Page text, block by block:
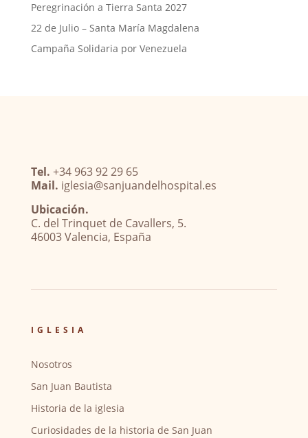
Peregrinación a Tierra Santa 2027
22 de Julio – Santa María Magdalena
Campaña Solidaria por Venezuela
Tel. +34 963 92 29 65
Mail. iglesia@sanjuandelhospital.es
Ubicación.
C. del Trinquet de Cavallers, 5.
46003 Valencia, España
IGLESIA
Nosotros
San Juan Bautista
Historia de la iglesia
Curiosidades de la historia de San Juan